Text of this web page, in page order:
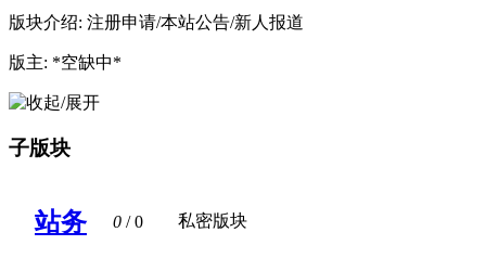
版块介绍: 注册申请/本站公告/新人报道
版主: *空缺中*
子版块
站务 0 / 0 私密版块